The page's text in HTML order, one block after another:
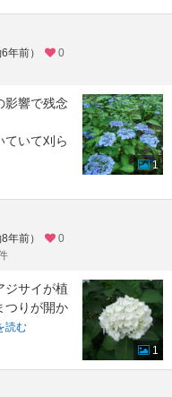
年前）
0
影響で残念
ていて刈ら
1
年前）
0
ジサイが植
つりが開か
読む
1